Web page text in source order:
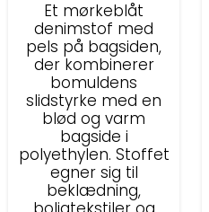
Et mørkeblåt
denimstof med
pels på bagsiden,
der kombinerer
bomuldens
slidstyrke med en
blød og varm
bagside i
polyethylen. Stoffet
egner sig til
beklædning,